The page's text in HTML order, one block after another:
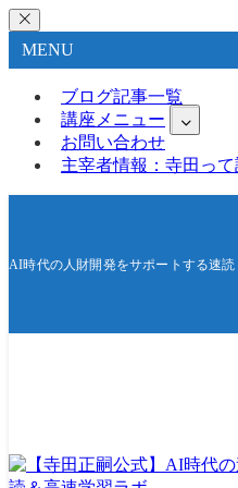
MENU
ブログ記事一覧
講座メニュー
お問い合わせ
主宰者情報：寺田って
AI時代の人財開発をサポートする速